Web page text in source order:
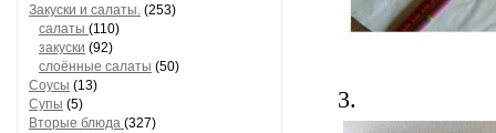
Закуски и салаты. (253)
салаты (110)
закуски (92)
слоённые салаты (50)
Соусы (13)
Супы (5)
Вторые блюда (327)
3.